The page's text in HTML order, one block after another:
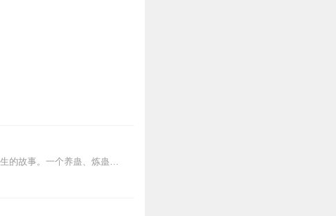
内容简介【黑暗文反派流封神之作】人是万物之灵，蛊是天地真精。一个穿越者不断重生的故事。一个养蛊、炼蛊、用蛊的奇特世界。配音组（男角色）老宝玉旁白...